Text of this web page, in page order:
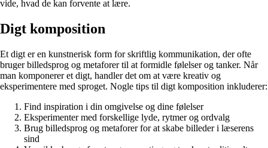
vide, hvad de kan forvente at lære.
Digt komposition
Et digt er en kunstnerisk form for skriftlig kommunikation, der ofte
bruger billedsprog og metaforer til at formidle følelser og tanker. Når
man komponerer et digt, handler det om at være kreativ og
eksperimentere med sproget. Nogle tips til digt komposition inkluderer:
Find inspiration i din omgivelse og dine følelser
Eksperimenter med forskellige lyde, rytmer og ordvalg
Brug billedsprog og metaforer for at skabe billeder i læserens
sind